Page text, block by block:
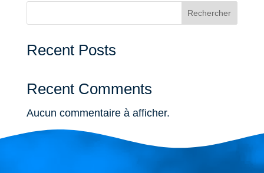
Rechercher
Recent Posts
Recent Comments
Aucun commentaire à afficher.